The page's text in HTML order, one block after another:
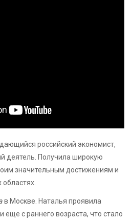
российский экономист,
деятель. Получила широкую
значительным достижениям и
в Москве. Наталья проявила
еще с раннего возраста, что стало